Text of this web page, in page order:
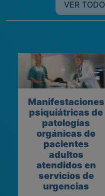
VER TODO
Manifestaciones
psiquiátricas de
patologías
orgánicas de
pacientes
adultos
atendidos en
servicios de
urgencias